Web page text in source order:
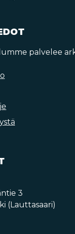
palvelee
3
(Lauttasaari)